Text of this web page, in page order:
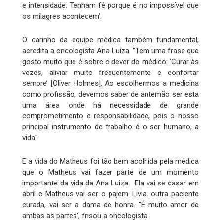
e intensidade. Tenham fé porque é no impossível que
os milagres acontecem'.
O carinho da equipe médica também fundamental,
acredita a oncologista Ana Luiza. “Tem uma frase que
gosto muito que é sobre o dever do médico: ‘Curar às
vezes, aliviar muito frequentemente e confortar
sempre’ [Oliver Holmes]. Ao escolhermos a medicina
como profissão, devemos saber de antemão ser esta
uma área onde há necessidade de grande
comprometimento e responsabilidade, pois o nosso
principal instrumento de trabalho é o ser humano, a
vida'.
E a vida do Matheus foi tão bem acolhida pela médica
que o Matheus vai fazer parte de um momento
importante da vida da Ana Luiza. Ela vai se casar em
abril e Matheus vai ser o pajem. Livia, outra paciente
curada, vai ser a dama de honra. “É muito amor de
ambas as partes', frisou a oncologista.